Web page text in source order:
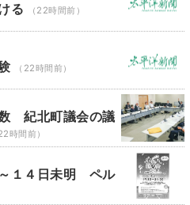
る （22時間前）
（22時間前）
紀北町議会の議
時間前）
１４日未明 ペル